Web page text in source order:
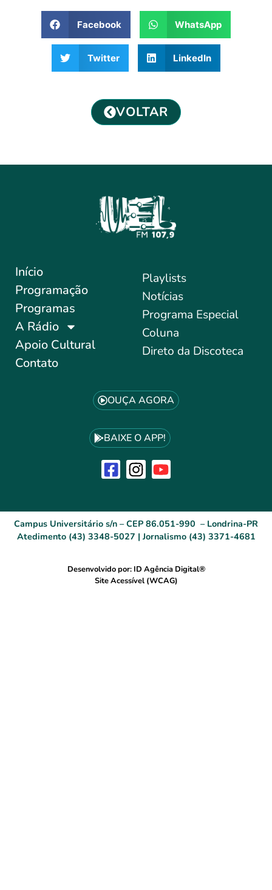
Facebook WhatsApp
Twitter LinkedIn
VOLTAR
Início
Programação
Programas
A Rádio
Apoio Cultural
Contato
Playlists
Notícias
Programa Especial
Coluna
Direto da Discoteca
OUÇA AGORA
BAIXE O APP!
Campus Universitário s/n – CEP 86.051-990 – Londrina-PR
Atedimento (43) 3348-5027 | Jornalismo (43) 3371-4681
Desenvolvido por: ID Agência Digital®
Site Acessível (WCAG)